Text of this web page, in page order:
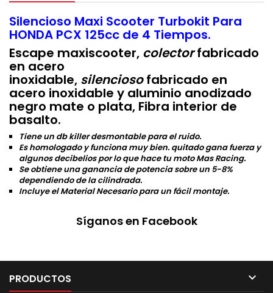
Silencioso Maxi Scooter Turbokit Para
HONDA PCX 125cc de 4 Tiempos.
Escape maxiscooter, colectorfabricado
en acero
inoxidable, silenciosofabricado en
acero inoxidable y aluminio anodizado
negro mate o plata, Fibra interior de
basalto.
Tiene un db killer desmontable para el ruido.
Es homologado y funciona muy bien. quitado gana fuerza y
algunos decibelios por lo que hace tu moto Mas Racing.
Se obtiene una ganancia de potencia sobre un 5-8%
dependiendo de la cilindrada.
Incluye el Material Necesario para un fácil montaje.
Síganos en Facebook
PRODUCTOS 